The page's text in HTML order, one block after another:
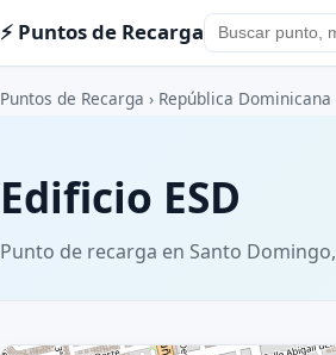
⚡ Puntos de Recarga
Puntos de Recarga › República Dominicana
Edificio ESD
Punto de recarga en Santo